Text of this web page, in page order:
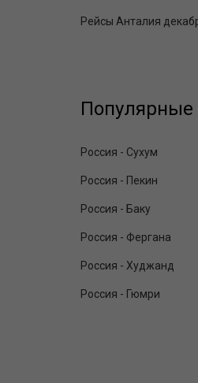
Рейсы Анталия
Популярные
Россия - Сухум
Россия - Пекин
Россия - Баку
Россия - Фергана
Россия - Худжанд
Россия - Гюмри